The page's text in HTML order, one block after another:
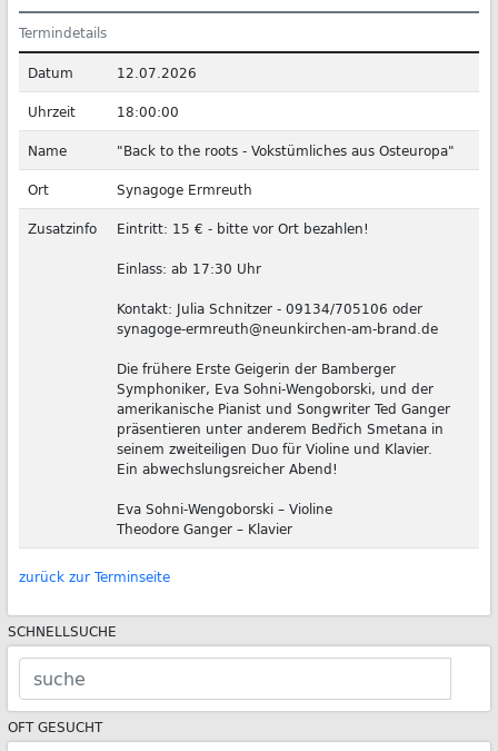
Termindetails
Datum
12.07.2026
Uhrzeit
18:00:00
Name
"Back to the roots - Vokstümliches aus Osteuropa"
Ort
Synagoge Ermreuth
Zusatzinfo
Eintritt: 15 € - bitte vor Ort bezahlen!
Einlass: ab 17:30 Uhr
Kontakt: Julia Schnitzer - 09134/705106 oder
synagoge-ermreuth@neunkirchen-am-brand.de
Die frühere Erste Geigerin der Bamberger
Symphoniker, Eva Sohni-Wengoborski, und der
amerikanische Pianist und Songwriter Ted Ganger
präsentieren unter anderem Bedřich Smetana in
seinem zweiteiligen Duo für Violine und Klavier.
Ein abwechslungsreicher Abend!
Eva Sohni-Wengoborski – Violine
Theodore Ganger – Klavier
zurück zur Terminseite
SCHNELLSUCHE
OFT GESUCHT